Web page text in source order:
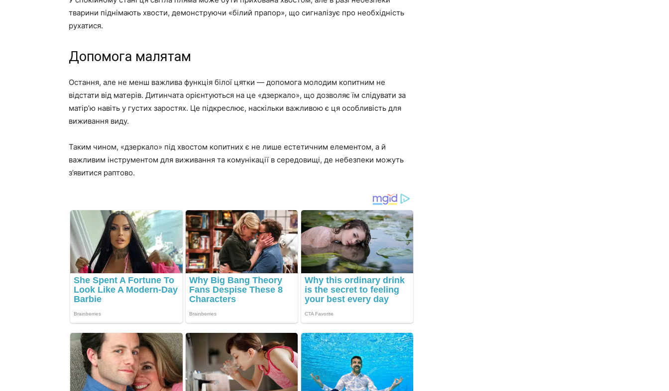
тварини піднімають хвости, демонструючи «білий прапор», що сигналізує про необхідність
рухатися.
Допомога малятам
Остання, але не менш важлива функція білої цятки — допомога молодим копитним не
відстати від матерів. Дитинчата орієнтуються на це «дзеркало», що дозволяє їм слідувати за
матір’ю навіть у густих заростях. Це підкреслює, наскільки важливою є ця особливість для
виживання виду.
Таким чином, «дзеркало» під хвостом копитних є не лише естетичним елементом, а й
важливим інструментом для виживання та комунікації в середовищі, де небезпеки можуть
з’явитися раптово.